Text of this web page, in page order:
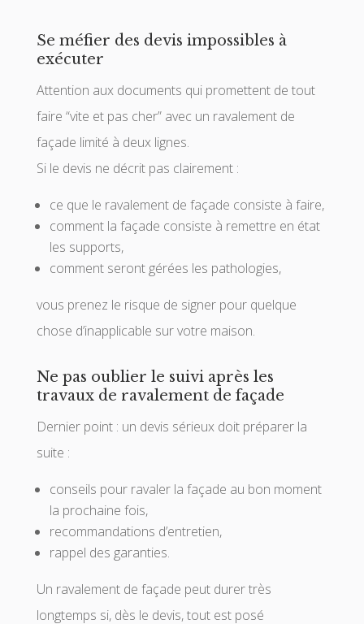
Se méfier des devis impossibles à
exécuter
Attention aux documents qui promettent de tout
faire “vite et pas cher” avec un ravalement de
façade limité à deux lignes.
Si le devis ne décrit pas clairement :
ce que le ravalement de façade consiste à faire,
comment la façade consiste à remettre en état
les supports,
comment seront gérées les pathologies,
vous prenez le risque de signer pour quelque
chose d’inapplicable sur votre maison.
Ne pas oublier le suivi après les
travaux de ravalement de façade
Dernier point : un devis sérieux doit préparer la
suite :
conseils pour ravaler la façade au bon moment
la prochaine fois,
recommandations d’entretien,
rappel des garanties.
Un ravalement de façade peut durer très
longtemps si, dès le devis, tout est posé